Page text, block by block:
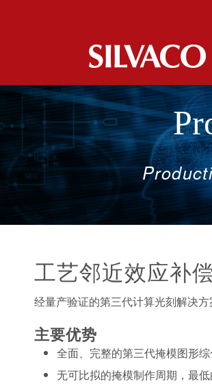
工艺邻近效应补
经量产验证的第三代计算光刻解决
主要优势
全面、完整的第三代掩模图形
无可比拟的掩模制作周期，最